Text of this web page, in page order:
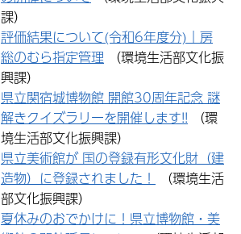
課）
評価結果について(令和6年度分)｜房
総のむら指定管理
興課）
県立関宿城博物館 開館30周年記念 謎
解きクイズラリーを開催します!!
境生活部文化振興課）
県立美術館が 国の登録有形文化財（建
造物）に登録されました！
部文化振興課）
夏休みのおでかけに！県立博物館・美